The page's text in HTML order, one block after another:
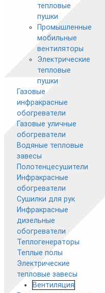
тепловые
пушки
Промышленные
мобильные
вентиляторы
Электрические
тепловые
пушки
Газовые
инфракрасные
обогреватели
Газовые уличные
обогреватели
Водяные тепловые
завесы
Полотенцесушители
Инфракрасные
обогреватели
Сушилки для рук
Инфракрасные
дизельные
обогреватели
Теплогенераторы
Теплые полы
Электрические
тепловые завесы
Вентиляция